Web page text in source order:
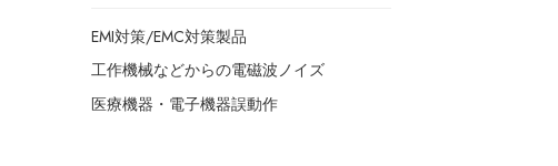
EMI対策/EMC対策製品
工作機械などからの電磁波ノイズ
医療機器・電子機器誤動作